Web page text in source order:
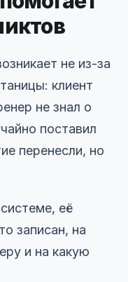
не из-за
клиент
не знал о
поставил
перенесли, но
её
записан, на
и на какую